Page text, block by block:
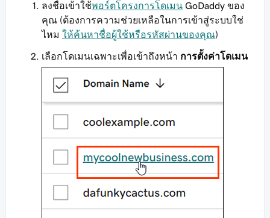
ลงชื่อเข้าใช้พอร์ตโครงการโดเมน GoDaddy ของ
คุณ (ต้องการความช่วยเหลือในการเข้าสู่ระบบใช่
ไหม ให้ค้นหาชื่อผู้ใช้หรือรหัสผ่านของคุณ)
เลือกโดเมนเฉพาะเพื่อเข้าถึงหน้า การตั้งค่าโดเมน